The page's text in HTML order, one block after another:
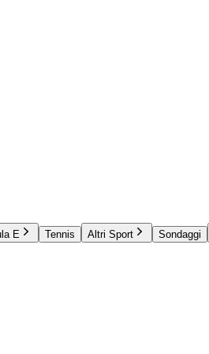
E Tennis Altri Sport Sondaggi